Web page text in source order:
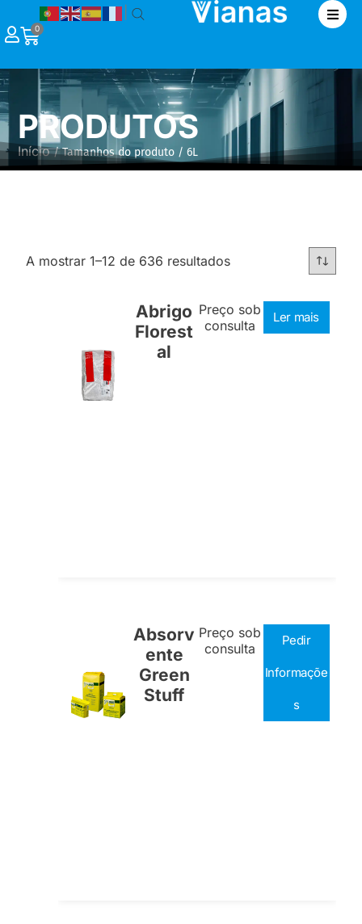
0
PRODUTOS
Início/ Tamanhos do produto / 6L
A mostrar 1–12 de 636 resultados
Abrigo
Florest
al
Preço sob
consulta
Ler mais
Absorv
ente
Green
Stuff
Preço sob
consulta
Pedir
Informaçõe
s